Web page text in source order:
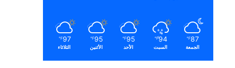
87
℉
الجمعة
94
℉
السبت
95
℉
الأحد
95
℉
الأثنين
97
℉
الثلاثاء